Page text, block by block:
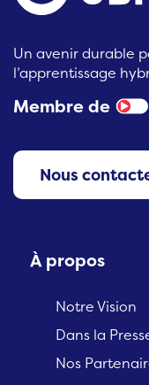
Un avenir durable
l’apprentissage
Membre de
Nous
À propos
Notre Vision
Dans la
Nos